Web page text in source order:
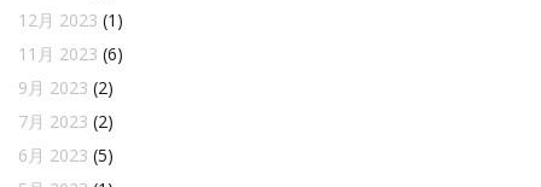
12月 2023 (1)
11月 2023 (6)
9月 2023 (2)
7月 2023 (2)
6月 2023 (5)